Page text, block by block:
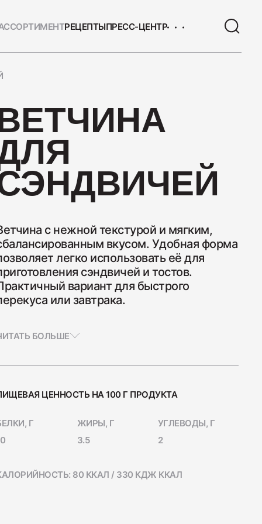
РЕЦЕПТЫПРЕСС-ЦЕНТР
с/к Коньячная
Сервелат "Кремлёвский"
Индейка варёно-копчёная
с нежной текстурой и мягким,
вкусом. Удобная форма
легко использовать её для
сэндвичей и тостов.
вариант для быстрого
или завтрака.
БОЛЬШЕ
ЦЕННОСТЬ НА 100 Г ПРОДУКТА
Г
ЖИРЫ, Г
3.5
УГЛЕВОДЫ, Г
2
80 ККАЛ / 330 КДЖ ККАЛ